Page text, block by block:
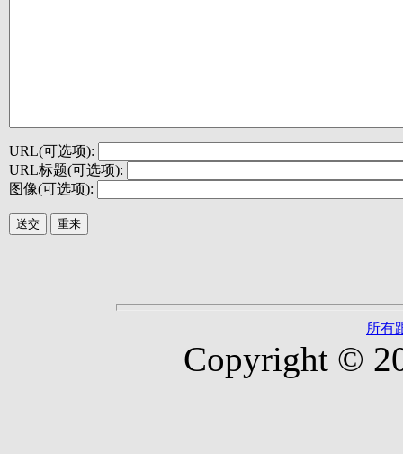
URL(可选项):
URL标题(可选项):
图像(可选项):
所有
Copyright ©